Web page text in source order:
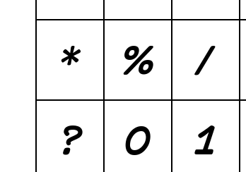
/
%
*
1
0
?